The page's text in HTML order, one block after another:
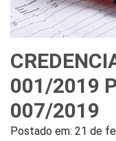
001/2019
007/2019
Postado em: 21 de